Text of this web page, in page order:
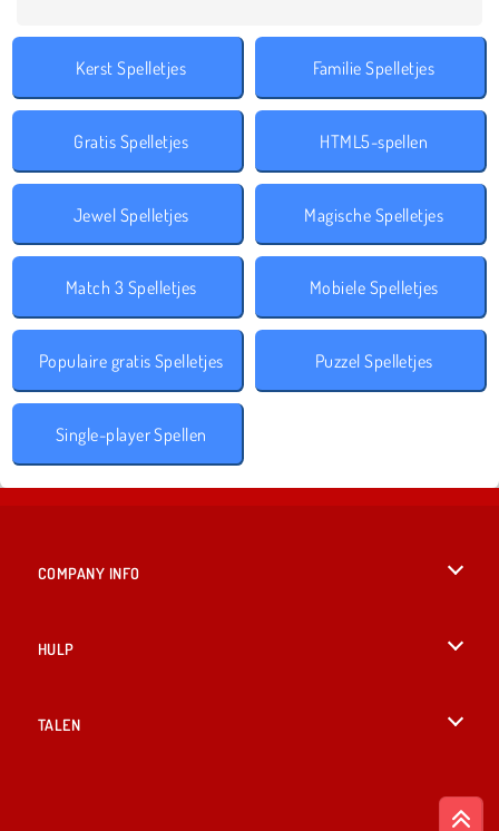
Kerst Spelletjes Familie Spelletjes
Gratis Spelletjes HTML5-spellen
Jewel Spelletjes Magische Spelletjes
Match 3 Spelletjes Mobiele Spelletjes
Populaire gratis Spelletjes Puzzel Spelletjes
Single-player Spellen
COMPANY INFO
HULP
TALEN